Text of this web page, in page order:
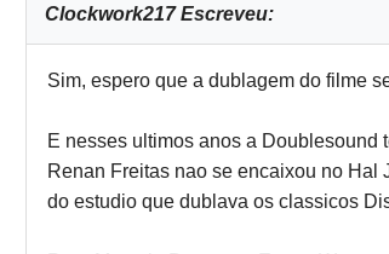
Clockwork217 Escreveu:
Sim, espero que a dublagem do filme
E nesses ultimos anos a Doublesound
Renan Freitas nao se encaixou no
do estudio que dublava os classicos